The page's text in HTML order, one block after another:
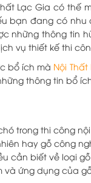
Lạc Gia có thế
bạn đang có
những thông tin
vụ thiết kế thi
bổ ích mà Nội
thông tin bổ
trong thi công
hay gỗ công
cần biết về loại
và ứng dụng của